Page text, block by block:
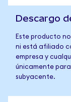
Descargo
Este producto
ni está afiliado
empresa y
únicamente
subyacente.